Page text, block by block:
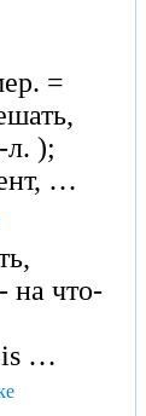
=
л. );
…
на что-
is …